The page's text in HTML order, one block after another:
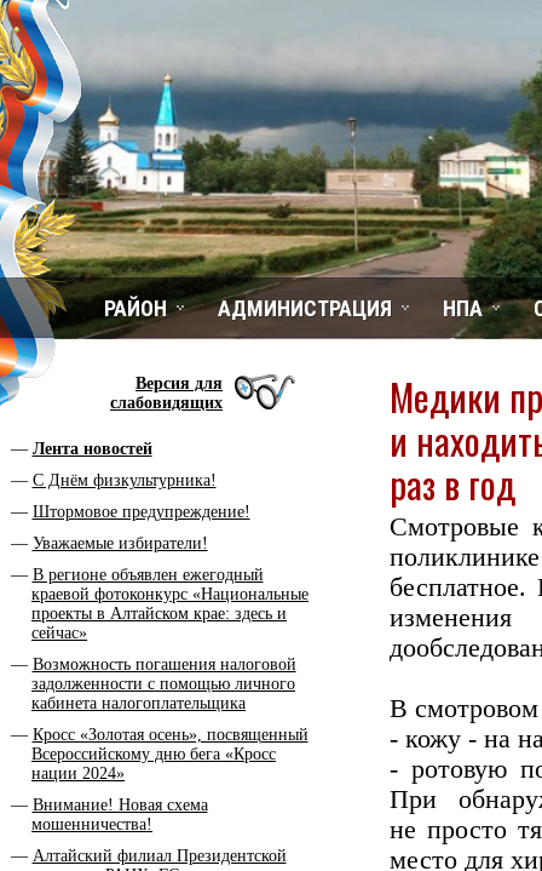
РАЙОН АДМИНИСТРАЦИЯ НПА
Версия для
слабовидящих
Лента новостей
С Днём физкультурника!
Штормовое предупреждение!
Уважаемые избиратели!
В регионе объявлен ежегодный
краевой фотоконкурс «Национальные
проекты в Алтайском крае: здесь и
сейчас»
Возможность погашения налоговой
задолженности с помощью личного
кабинета налогоплательщика
Кросс «Золотая осень», посвященный
Всероссийскому дню бега «Кросс
нации 2024»
Внимание! Новая схема
мошенничества!
Алтайский филиал Президентской
Медики
и
раз в год
Смотровые
бесплатное.
В смотровом
- кожу - на
- ротовую
При
не просто
место для